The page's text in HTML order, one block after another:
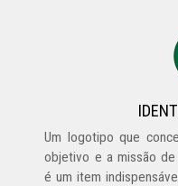
Um logotipo que
objetivo e a missão
é um item